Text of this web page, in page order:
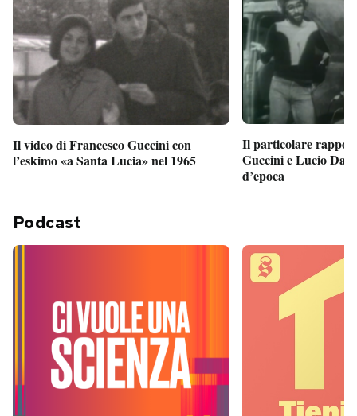
Il video di Francesco Guccini con
l’eskimo «a Santa Lucia» nel 1965
Il particolare
Guccini e Lucio
d’epoca
Podcast